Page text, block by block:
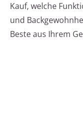
Kauf, welche
und
Beste aus Ihrem